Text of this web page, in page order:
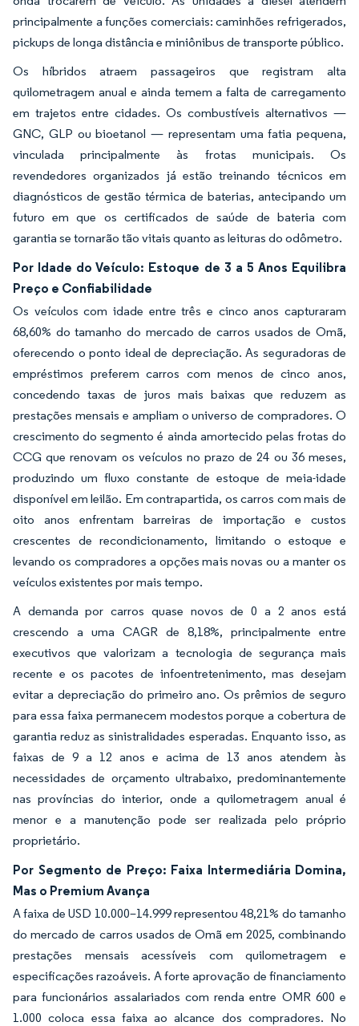
principalmente a funções comerciais: caminhões refrigerados,
pickups de longa distância e miniônibus de transporte público.
Os híbridos atraem passageiros que registram alta
quilometragem anual e ainda temem a falta de carregamento
em trajetos entre cidades. Os combustíveis alternativos —
GNC, GLP ou bioetanol — representam uma fatia pequena,
vinculada principalmente às frotas municipais. Os
revendedores organizados já estão treinando técnicos em
diagnósticos de gestão térmica de baterias, antecipando um
futuro em que os certificados de saúde de bateria com
garantia se tornarão tão vitais quanto as leituras do odômetro.
Por Idade do Veículo: Estoque de 3 a 5 Anos Equilibra
Preço e Confiabilidade
Os veículos com idade entre três e cinco anos capturaram
68,60% do tamanho do mercado de carros usados de Omã,
oferecendo o ponto ideal de depreciação. As seguradoras de
empréstimos preferem carros com menos de cinco anos,
concedendo taxas de juros mais baixas que reduzem as
prestações mensais e ampliam o universo de compradores. O
crescimento do segmento é ainda amortecido pelas frotas do
CCG que renovam os veículos no prazo de 24 ou 36 meses,
produzindo um fluxo constante de estoque de meia-idade
disponível em leilão. Em contrapartida, os carros com mais de
oito anos enfrentam barreiras de importação e custos
crescentes de recondicionamento, limitando o estoque e
levando os compradores a opções mais novas ou a manter os
veículos existentes por mais tempo.
A demanda por carros quase novos de 0 a 2 anos está
crescendo a uma CAGR de 8,18%, principalmente entre
executivos que valorizam a tecnologia de segurança mais
recente e os pacotes de infoentretenimento, mas desejam
evitar a depreciação do primeiro ano. Os prêmios de seguro
para essa faixa permanecem modestos porque a cobertura de
garantia reduz as sinistralidades esperadas. Enquanto isso, as
faixas de 9 a 12 anos e acima de 13 anos atendem às
necessidades de orçamento ultrabaixo, predominantemente
nas províncias do interior, onde a quilometragem anual é
menor e a manutenção pode ser realizada pelo próprio
proprietário.
Por Segmento de Preço: Faixa Intermediária Domina,
Mas o Premium Avança
A faixa de USD 10.000–14.999 representou 48,21% do tamanho
do mercado de carros usados de Omã em 2025, combinando
prestações mensais acessíveis com quilometragem e
especificações razoáveis. A forte aprovação de financiamento
para funcionários assalariados com renda entre OMR 600 e
1.000 coloca essa faixa ao alcance dos compradores. No